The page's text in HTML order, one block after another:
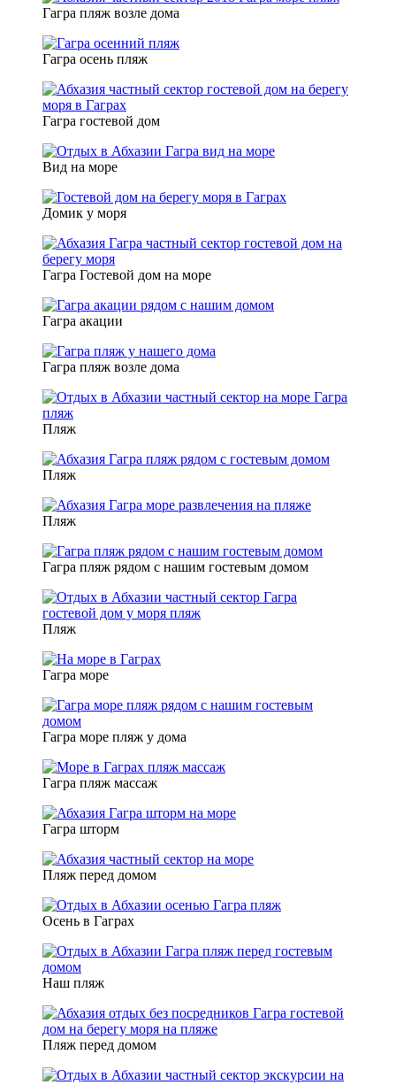
Гагра пляж возле дома
Гагра осень пляж
Гагра гостевой дом
Вид на море
Домик у моря
Гагра Гостевой дом на море
Гагра акации
Гагра пляж возле дома
Пляж
Пляж
Пляж
Гагра пляж рядом с нашим гостевым домом
Пляж
Гагра море
Гагра море пляж у дома
Гагра пляж массаж
Гагра шторм
Пляж перед домом
Осень в Гаграх
Наш пляж
Пляж перед домом